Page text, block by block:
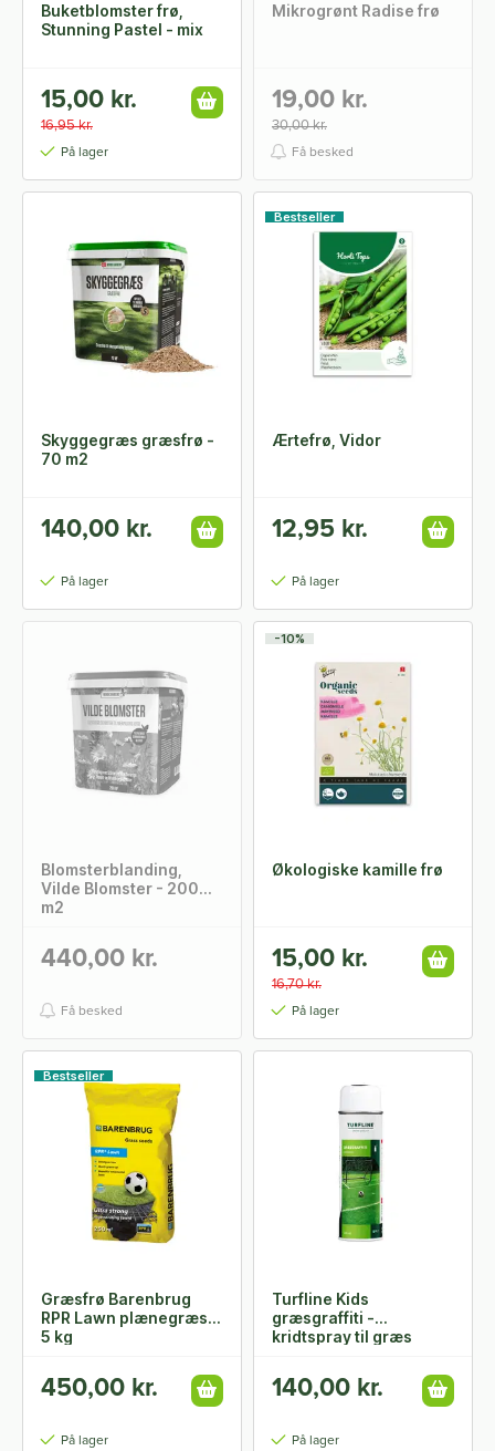
Buketblomster frø,
Stunning Pastel - mix
15,00 kr.
16,95 kr.
På lager
Mikrogrønt Radise frø
19,00 kr.
30,00 kr.
Få besked
Skyggegræs græsfrø -
70 m2
140,00 kr.
På lager
Bestseller
Ærtefrø, Vidor
12,95 kr.
På lager
Blomsterblanding,
Vilde Blomster - 200
m2
440,00 kr.
Få besked
-10%
Økologiske kamille frø
15,00 kr.
16,70 kr.
På lager
Bestseller
Græsfrø Barenbrug
RPR Lawn plænegræs -
5 kg
450,00 kr.
På lager
Turfline Kids
græsgraffiti -
kridtspray til græs
140,00 kr.
På lager